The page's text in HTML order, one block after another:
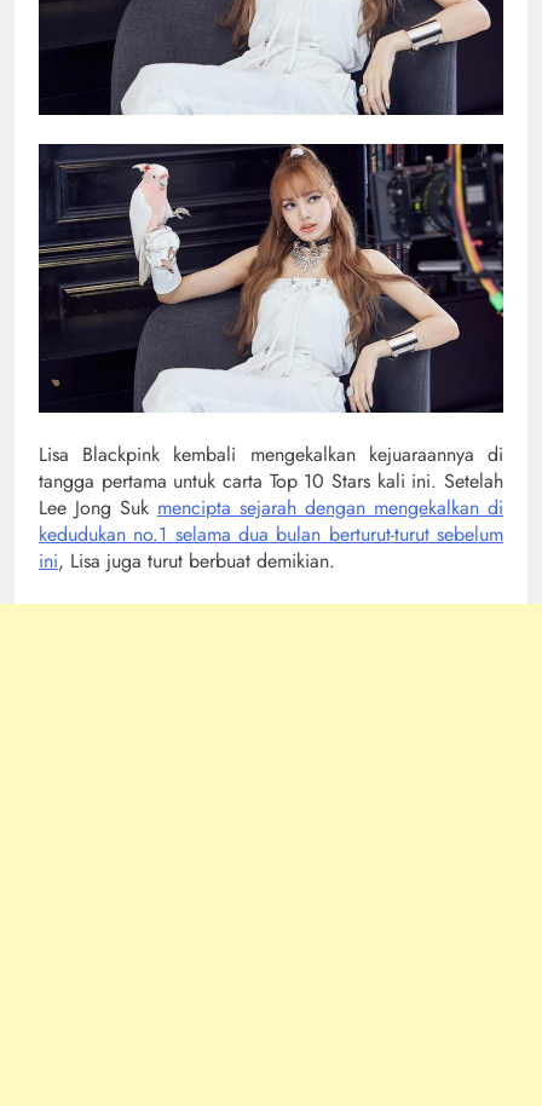
Lisa Blackpink kembali mengekalkan kejuaraannya di
tangga pertama untuk carta Top 10 Stars kali ini. Setelah
Lee Jong Suk mencipta sejarah dengan mengekalkan di
kedudukan no.1 selama dua bulan berturut-turut sebelum
ini, Lisa juga turut berbuat demikian.